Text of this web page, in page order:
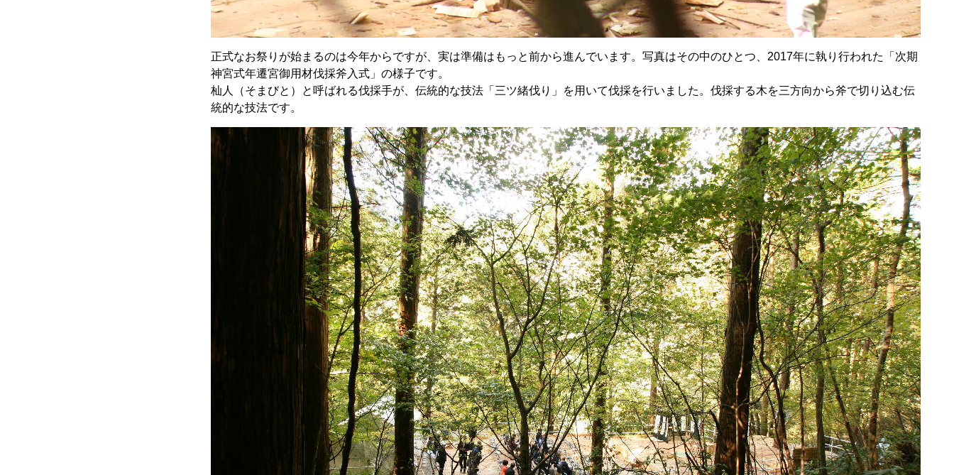
正式なお祭りが始まるのは今年からですが、実は準備はもっと前から進んでいます。写真はその中のひとつ、2017年に執り行われた「次期
神宮式年遷宮御用材伐採斧入式」の様子です。
杣人（そまびと）と呼ばれる伐採手が、伝統的な技法「三ツ緒伐り」を用いて伐採を行いました。伐採する木を三方向から斧で切り込む伝
統的な技法です。